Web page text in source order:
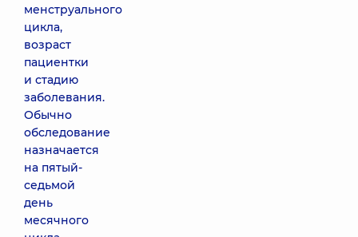
менструального
цикла,
возраст
пациентки
и стадию
заболевания.
Обычно
обследование
назначается
на пятый-
седьмой
день
месячного